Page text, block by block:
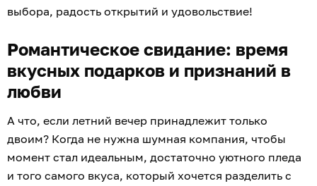
выбора, радость открытий и удовольствие!
Романтическое свидание: время
вкусных подарков и признаний в
любви
А что, если летний вечер принадлежит только
двоим? Когда не нужна шумная компания, чтобы
момент стал идеальным, достаточно уютного пледа
и того самого вкуса, который хочется разделить с